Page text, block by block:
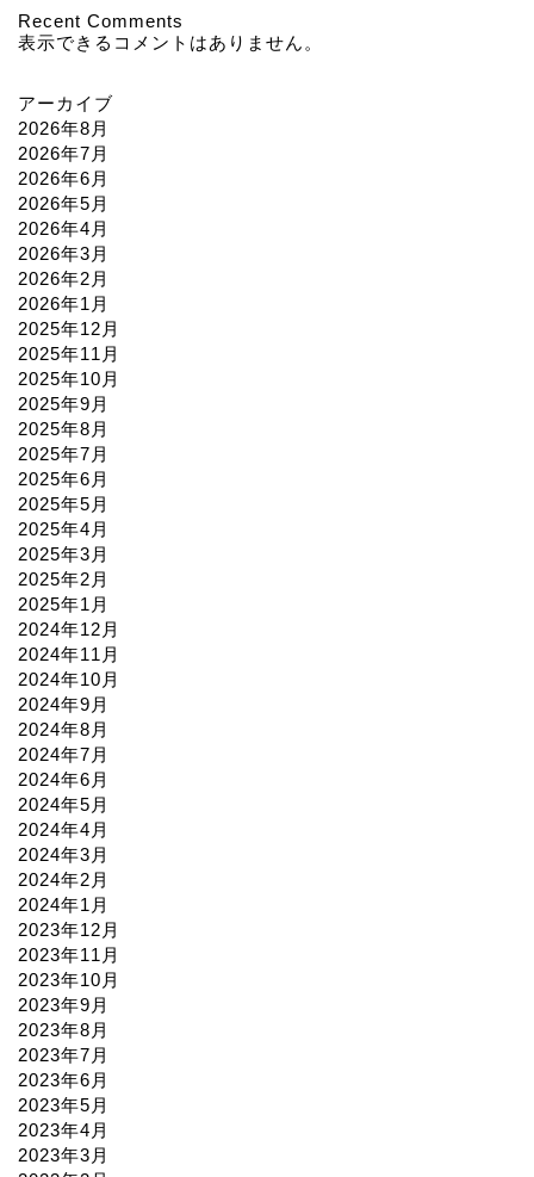
Recent Comments
表示できるコメントはありません。
アーカイブ
2026年8月
2026年7月
2026年6月
2026年5月
2026年4月
2026年3月
2026年2月
2026年1月
2025年12月
2025年11月
2025年10月
2025年9月
2025年8月
2025年7月
2025年6月
2025年5月
2025年4月
2025年3月
2025年2月
2025年1月
2024年12月
2024年11月
2024年10月
2024年9月
2024年8月
2024年7月
2024年6月
2024年5月
2024年4月
2024年3月
2024年2月
2024年1月
2023年12月
2023年11月
2023年10月
2023年9月
2023年8月
2023年7月
2023年6月
2023年5月
2023年4月
2023年3月